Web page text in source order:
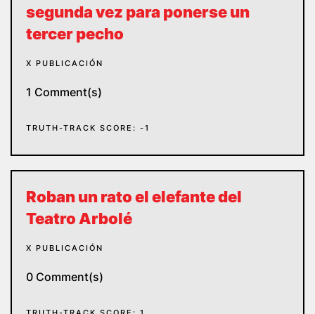
segunda vez para ponerse un
tercer pecho
X PUBLICACIÓN
1 Comment(s)
TRUTH-TRACK SCORE: -1
Roban un rato el elefante del
Teatro Arbolé
X PUBLICACIÓN
0 Comment(s)